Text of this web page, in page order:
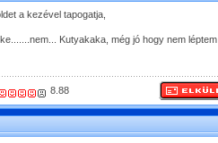
a kezével tapogatja,
Kutyakaka, még jó hogy nem léptem
8.88